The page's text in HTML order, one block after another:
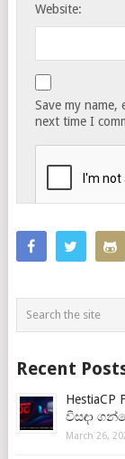
Website:
Save my
next time I
Recent
HestiaCP
විසඳා
March 26,